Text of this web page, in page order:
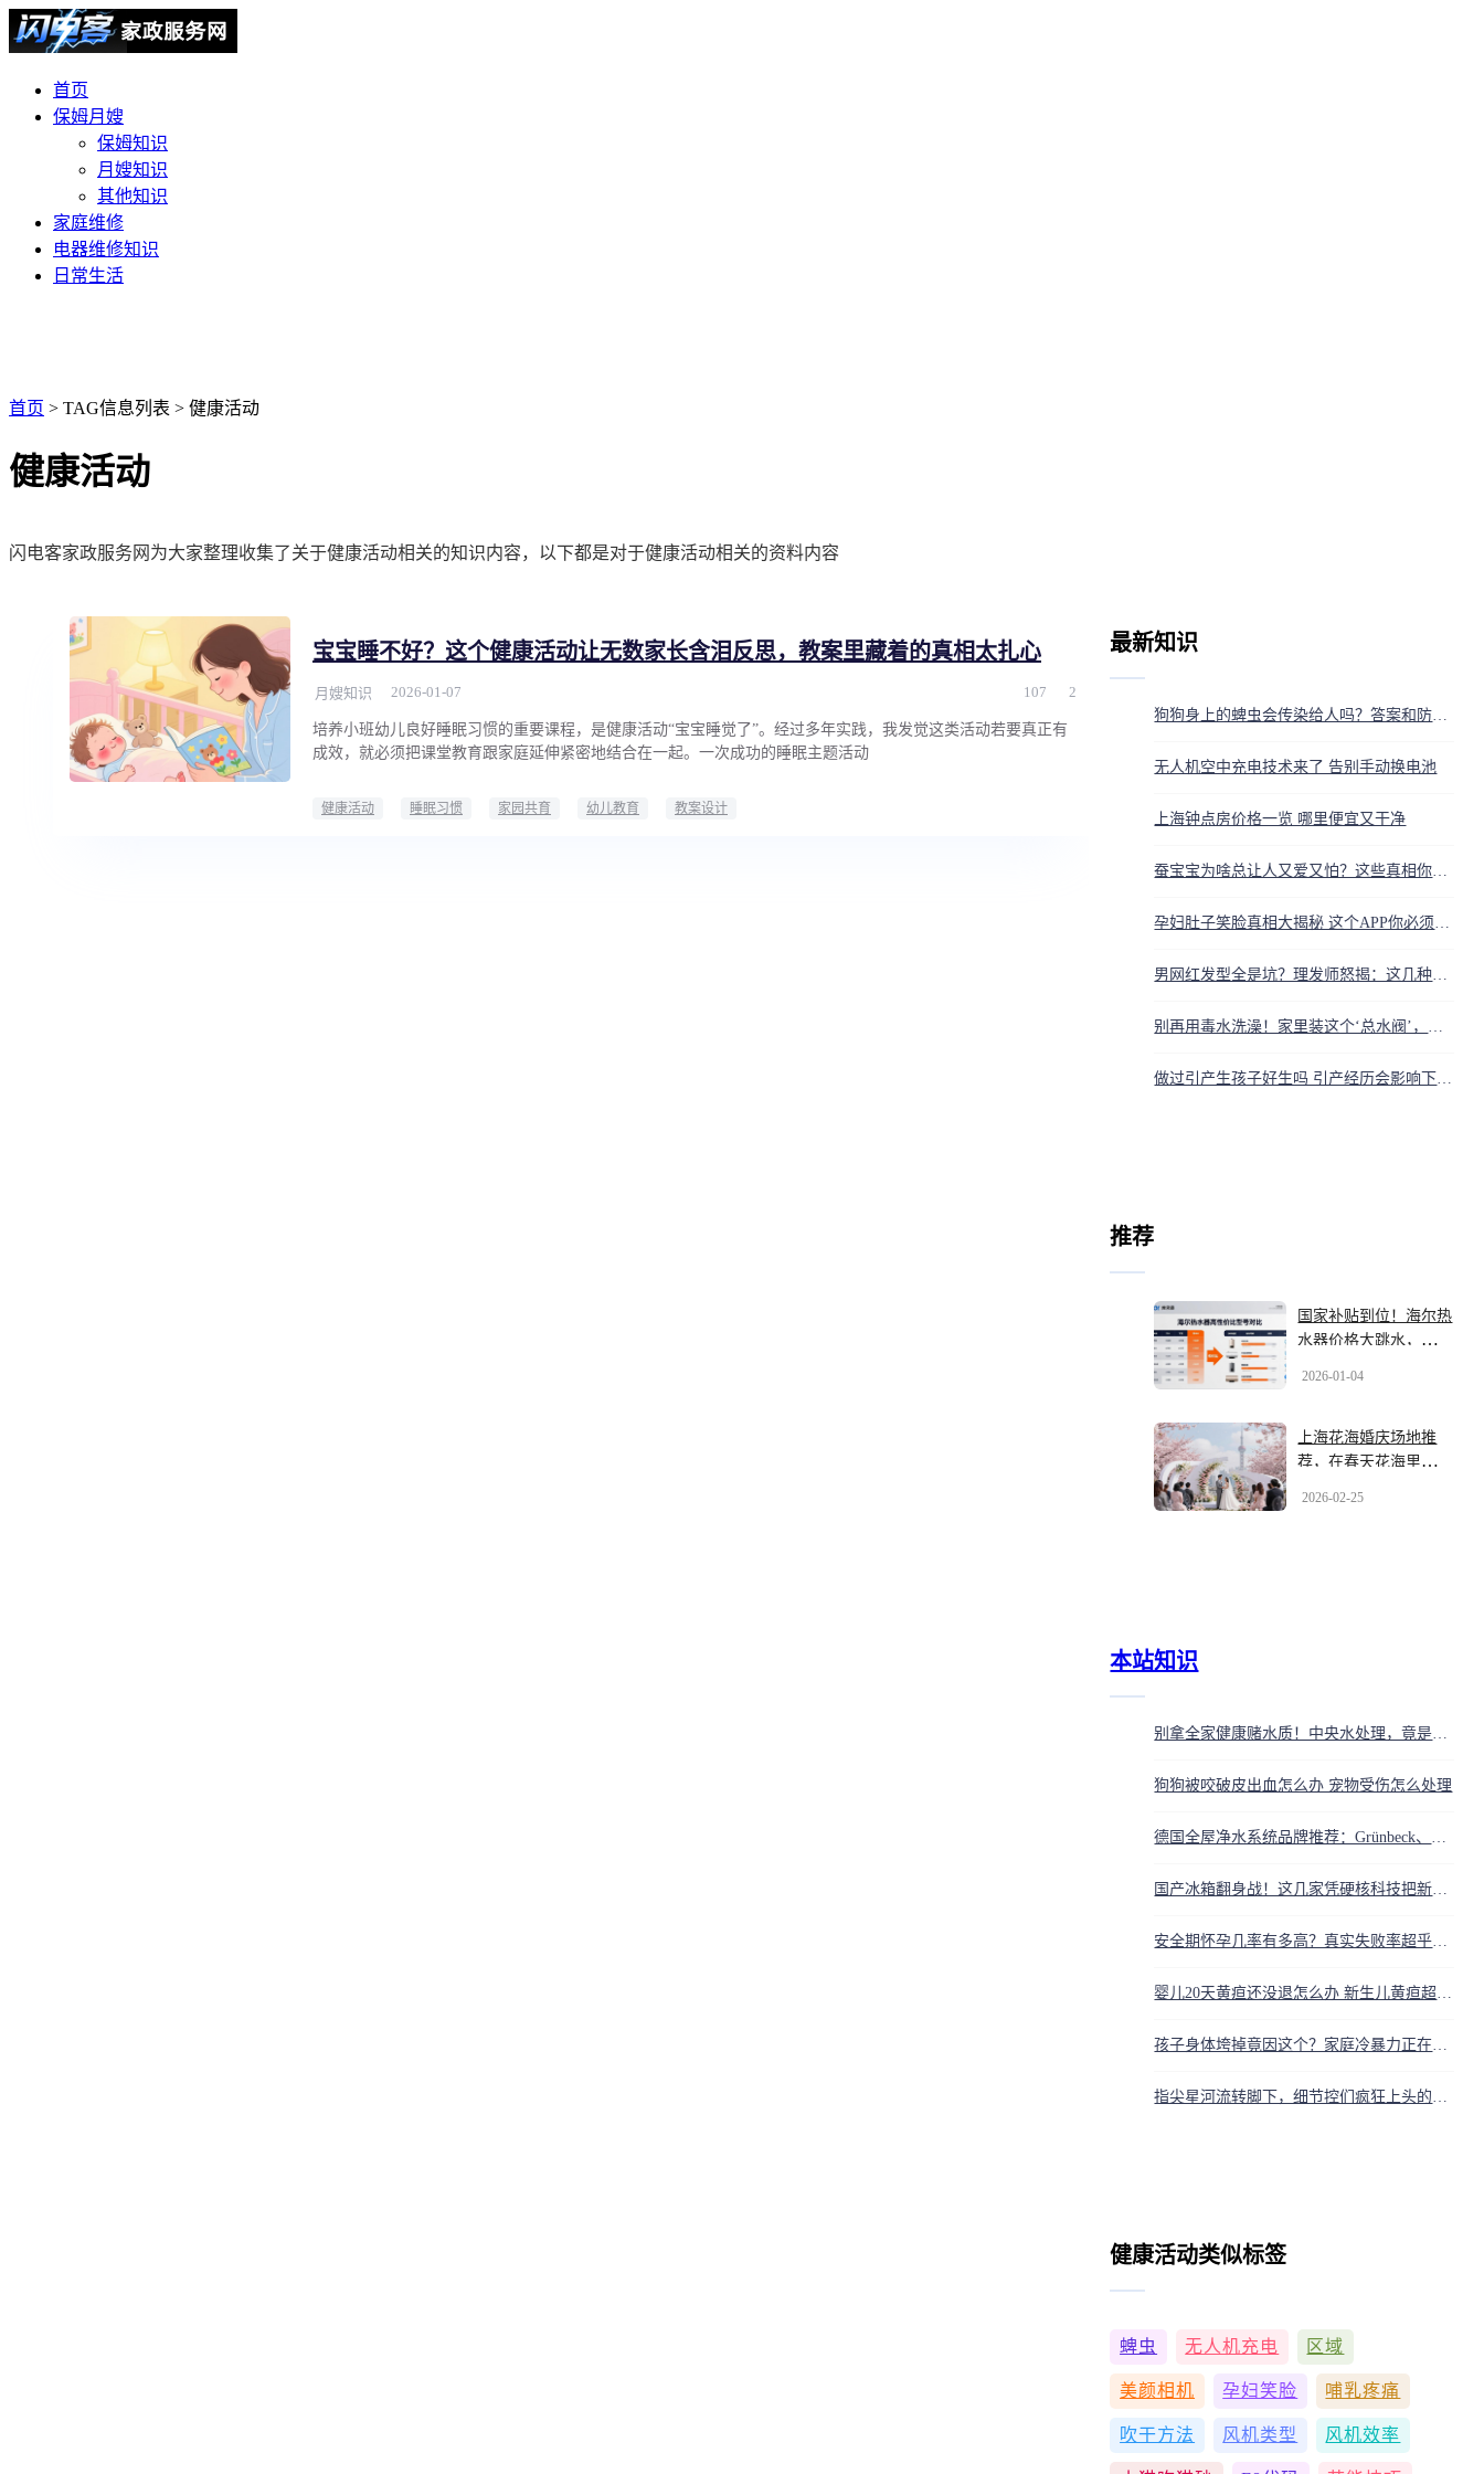
首页
保姆月嫂
保姆知识
月嫂知识
其他知识
家庭维修
电器维修知识
日常生活
首页 > TAG信息列表 > 健康活动
健康活动
闪电客家政服务网为大家整理收集了关于健康活动相关的知识内容，以下都是对于健康活动相关的资料内容
宝宝睡不好？这个健康活动让无数家长含泪反思，教案里藏着的真相太扎心
月嫂知识 2026-01-07 107 2
培养小班幼儿良好睡眠习惯的重要课程，是健康活动“宝宝睡觉了”。经过多年实践，我发觉这类活动若要真正有
成效，就必须把课堂教育跟家庭延伸紧密地结合在一起。一次成功的睡眠主题活动
健康活动 睡眠习惯 家园共育 幼儿教育 教案设计
最新知识
狗狗身上的蜱虫会传染给人吗？答案和防护方法都在这
无人机空中充电技术来了 告别手动换电池
上海钟点房价格一览 哪里便宜又干净
蚕宝宝为啥总让人又爱又怕？这些真相你得知道
孕妇肚子笑脸真相大揭秘 这个APP你必须知道
男网红发型全是坑？理发师怒揭：这几种脸型剪完秒变‘车祸现场’
别再用毒水洗澡！家里装这个‘总水阀’，烧水没水垢，皮肤都变好
做过引产生孩子好生吗 引产经历会影响下次顺产吗
推荐
国家补贴到位！海尔热
水器价格大跳水，看清
2026-01-04
上海花海婚庆场地推
荐，在春天花海里办一
2026-02-25
本站知识
狗狗被咬破皮出血怎么办 宠物受伤怎么处理
健康活动类似标签
蜱虫 无人机充电 区域
美颜相机 孕妇笑脸 哺乳疼痛
吹干方法 风机类型 风机效率